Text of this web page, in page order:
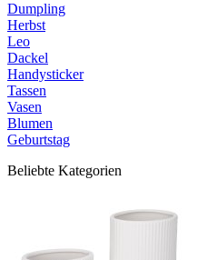
Dumpling
Herbst
Leo
Dackel
Handysticker
Tassen
Vasen
Blumen
Geburtstag
Beliebte Kategorien